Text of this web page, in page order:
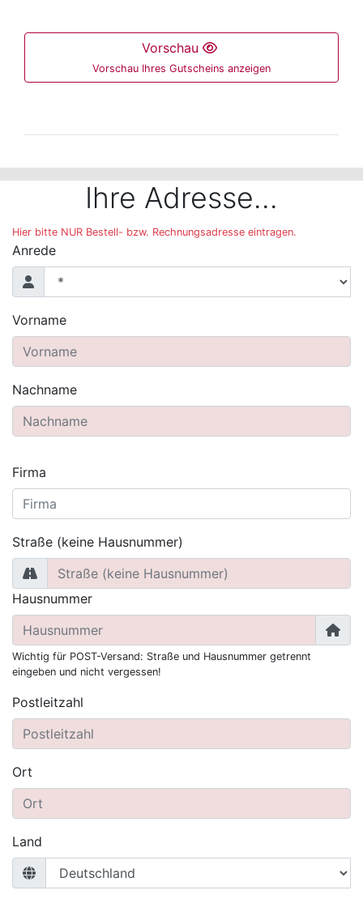
Vorschau
Vorschau Ihres Gutscheins anzeigen
Der folgende Bereich ist nur mit der Maus
Ihre Adresse...
Hier bitte NUR Bestell- bzw. Rechnungsadresse eintragen.
Anrede
Vorname
Nachname
Firma
Straße (keine Hausnummer)
Hausnummer
Wichtig für POST-Versand: Straße und Hausnummer getrennt
eingeben und nicht vergessen!
Postleitzahl
Ort
Land